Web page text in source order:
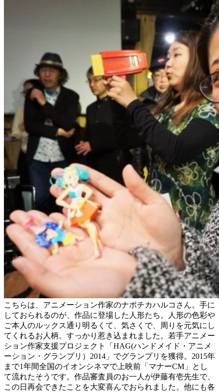
こちらは、アニメーション作家のナポチカハルコさん。手に
しておられるのが、作品に登場した人形たち。人形の色彩や
ご本人のルックス通り明るくて、気さくで、周りを元気にし
てくれるお人柄。すっかり惹き込まれました。若手アニメー
ション作家支援プロジェクト「HAG(ハンドメイド・アニメ
ーション・グランプリ）2014」でグランプリを獲得。2015年
まで1年間全国のイオンシネマで上映前「マナーCM」とし
て流れたそうです。作品審査員のお一人が伊藤有壱先生で、
この日再会できたことを大変喜んでおられました。他にも各